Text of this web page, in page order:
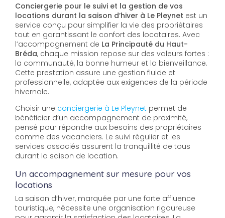
Conciergerie pour le suivi et la gestion de vos
locations durant la saison d’hiver à Le Pleynet est un
service conçu pour simplifier la vie des propriétaires
tout en garantissant le confort des locataires. Avec
l’accompagnement de La Principauté du Haut-
Bréda, chaque mission repose sur des valeurs fortes :
la communauté, la bonne humeur et la bienveillance.
Cette prestation assure une gestion fluide et
professionnelle, adaptée aux exigences de la période
hivernale.
Choisir une conciergerie à Le Pleynet permet de
bénéficier d’un accompagnement de proximité,
pensé pour répondre aux besoins des propriétaires
comme des vacanciers. Le suivi régulier et les
services associés assurent la tranquillité de tous
durant la saison de location.
Un accompagnement sur mesure pour vos
locations
La saison d’hiver, marquée par une forte affluence
touristique, nécessite une organisation rigoureuse